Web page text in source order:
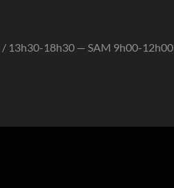
/ 13h30-18h30 — SAM 9h00-12h00